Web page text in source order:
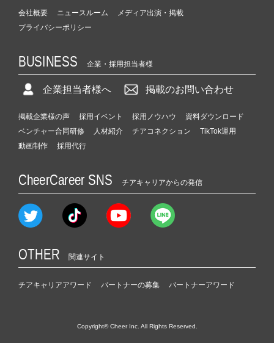
会社概要 ニュースルーム
メディア出演・掲載
プライバシーポリシー
BUSINESS 企業・採用担当者様
企業担当者様へ 掲載のお問い合わせ
掲載企業様の声 採用イベント 採用ノウハウ
資料ダウンロード
ベンチャー合同研修
人材紹介 チアコネクション
TikTok運用
動画制作
採用代行
CheerCareer SNS チアキャリアからの発信
OTHER 関連サイト
チアキャリアアワード パートナーの募集 パートナーアワード
Copyright© Cheer Inc. All Rights Reserved.